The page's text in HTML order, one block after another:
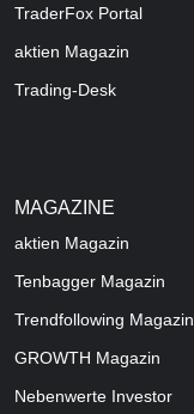
TraderFox Portal
aktien Magazin
Trading-Desk
MAGAZINE
aktien Magazin
Tenbagger Magazin
Trendfollowing Magazin
GROWTH Magazin
Nebenwerte Investor